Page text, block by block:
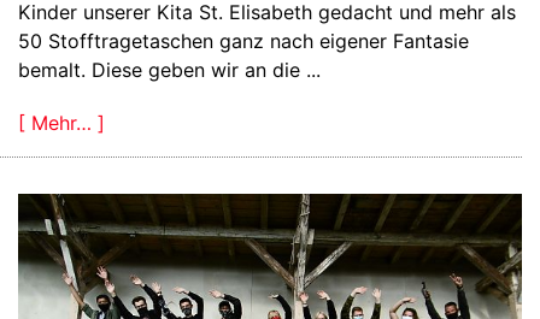
Kinder unserer Kita St. Elisabeth gedacht und mehr als
50 Stofftragetaschen ganz nach eigener Fantasie
bemalt. Diese geben wir an die ...
[ Mehr… ]